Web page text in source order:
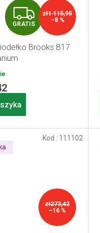
G
R
A
GRATIS
zł1 115,95
–8 %
Brooks B17
zł273,42
–16 %
Kod : 111102